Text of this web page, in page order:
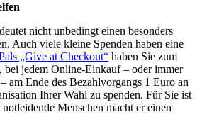
nicht un­bedingt einen besonders
Auch viele kleine Spenden haben eine
„Give at Checkout“ haben Sie zum
jedem Online-Ein­kauf – oder immer
am Ende des Bezahl­vorgangs 1 Euro an
Ihrer Wahl zu spenden. Für Sie ist
Menschen macht er einen